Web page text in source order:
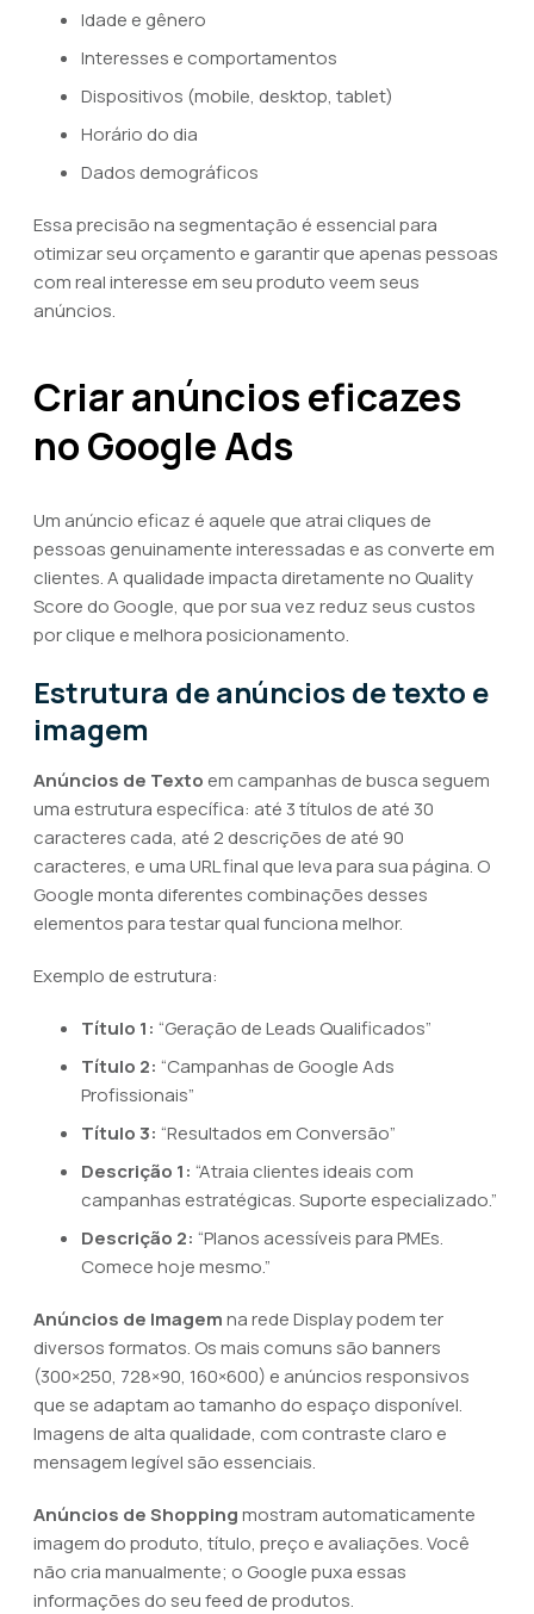
Idade e gênero
Interesses e comportamentos
Dispositivos (mobile, desktop, tablet)
Horário do dia
Dados demográficos
Essa precisão na segmentação é essencial para
otimizar seu orçamento e garantir que apenas pessoas
com real interesse em seu produto veem seus
anúncios.
Criar anúncios eficazes
no Google Ads
Um anúncio eficaz é aquele que atrai cliques de
pessoas genuinamente interessadas e as converte em
clientes. A qualidade impacta diretamente no Quality
Score do Google, que por sua vez reduz seus custos
por clique e melhora posicionamento.
Estrutura de anúncios de texto e
imagem
Anúncios de Texto em campanhas de busca seguem
uma estrutura específica: até 3 títulos de até 30
caracteres cada, até 2 descrições de até 90
caracteres, e uma URL final que leva para sua página. O
Google monta diferentes combinações desses
elementos para testar qual funciona melhor.
Exemplo de estrutura:
Título 1: “Geração de Leads Qualificados”
Título 2: “Campanhas de Google Ads
Profissionais”
Título 3: “Resultados em Conversão”
Descrição 1: “Atraia clientes ideais com
campanhas estratégicas. Suporte especializado.”
Descrição 2: “Planos acessíveis para PMEs.
Comece hoje mesmo.”
Anúncios de Imagemna rede Display podem ter
diversos formatos. Os mais comuns são banners
(300×250, 728×90, 160×600) e anúncios responsivos
que se adaptam ao tamanho do espaço disponível.
Imagens de alta qualidade, com contraste claro e
mensagem legível são essenciais.
Anúncios de Shoppingmostram automaticamente
imagem do produto, título, preço e avaliações. Você
não cria manualmente; o Google puxa essas
informações do seu feed de produtos.